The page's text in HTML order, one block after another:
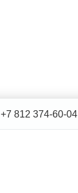
+7 812 374-60-04